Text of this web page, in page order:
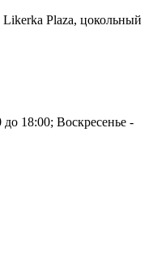
Plaza, цокольный
18:00; Воскресенье -